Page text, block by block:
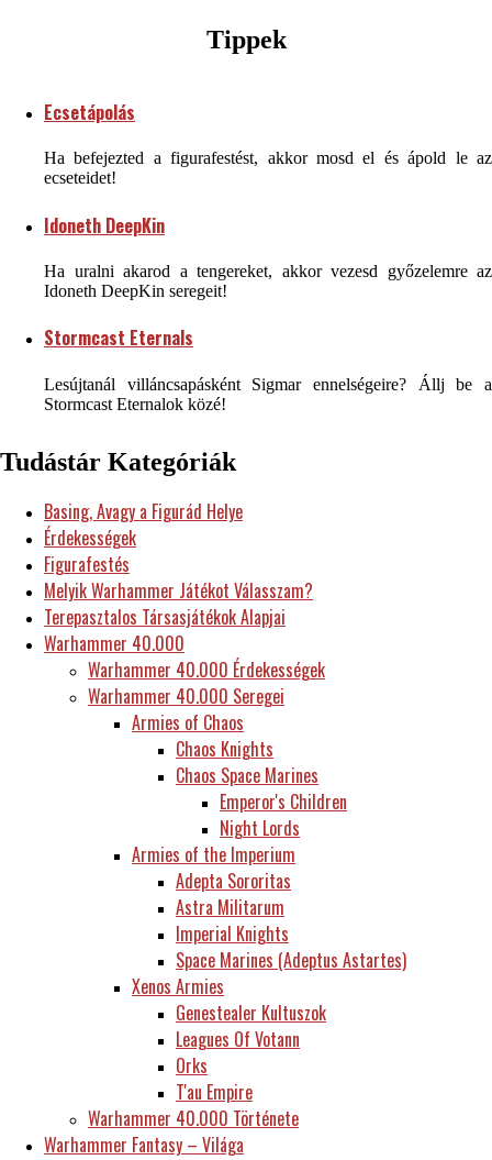
Tippek
Ecsetápolás
Ha befejezted a figurafestést, akkor mosd el és ápold le az
ecseteidet!
Idoneth DeepKin
Ha uralni akarod a tengereket, akkor vezesd győzelemre az
Idoneth DeepKin seregeit!
Stormcast Eternals
Lesújtanál villáncsapásként Sigmar ennelségeire? Állj be a
Stormcast Eternalok közé!
Tudástár Kategóriák
Basing, Avagy a Figurád Helye
Érdekességek
Figurafestés
Melyik Warhammer Játékot Válasszam?
Terepasztalos Társasjátékok Alapjai
Warhammer 40.000
Warhammer 40.000 Érdekességek
Warhammer 40.000 Seregei
Armies of Chaos
Chaos Knights
Chaos Space Marines
Emperor's Children
Night Lords
Armies of the Imperium
Adepta Sororitas
Astra Militarum
Imperial Knights
Space Marines (Adeptus Astartes)
Xenos Armies
Genestealer Kultuszok
Leagues Of Votann
Orks
T'au Empire
Warhammer 40.000 Története
Warhammer Fantasy – Világa